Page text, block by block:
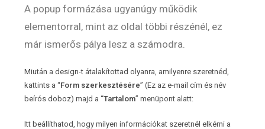
A popup formázása ugyanúgy működik
elementorral, mint az oldal többi részénél, ez
már ismerős pálya lesz a számodra.
Miután a design-t átalakítottad olyanra, amilyenre szeretnéd,
kattints a “Form szerkesztésére” (Ez az e-mail cím és név
beírós doboz) majd a “Tartalom” menüpont alatt:
Itt beállíthatod, hogy milyen információkat szeretnél elkérni a